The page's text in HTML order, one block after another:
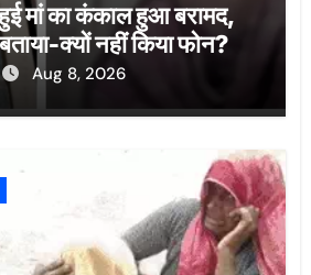
मां का कंकाल हुआ बरामद,
क्यों नहीं किया फोन?
Aug 8, 2026